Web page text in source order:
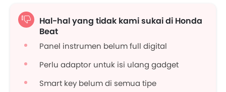
Hal-hal yang tidak kami sukai di Honda
Beat
Panel instrumen belum full digital
Perlu adaptor untuk isi ulang gadget
Smart key belum di semua tipe